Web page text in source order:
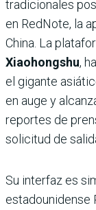
tradicionales
en RedNote, la
China. La
Xiaohongshu,
el gigante
en auge y
reportes de
solicitud de
Su interfaz es
estadounidense